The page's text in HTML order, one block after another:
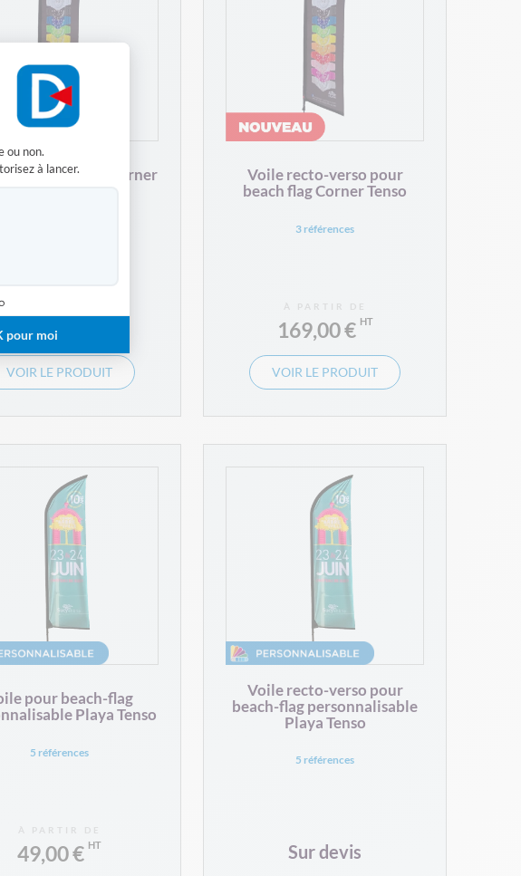
: Personnalisez vos Options
ou non.
à lancer.
pour moi
beach flag Corner
79,00 €
VOIR LE PRODUIT
Voile recto-verso pour
beach flag Corner Tenso
3 références
À PARTIR DE
169,00 €
VOIR LE PRODUIT
pour beach-flag
Playa Tenso
5 références
À PARTIR DE
49,00 €
Voile recto-verso pour
beach-flag personnalisable
Playa Tenso
5 références
Sur devis